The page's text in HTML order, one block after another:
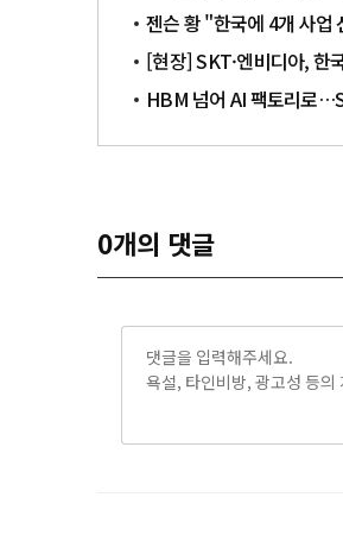
젠슨 황 "한국에 4개 사
[현장] SKT·엔비디아, 한
HBM 넘어 AI 팩토리로
0개의 댓글